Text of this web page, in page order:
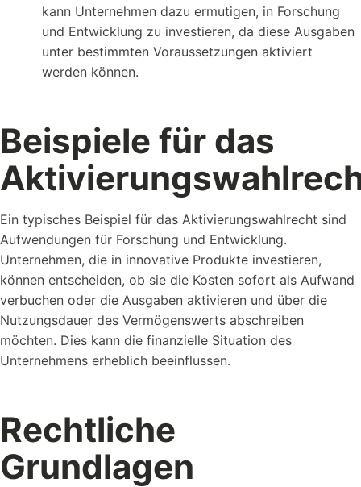
kann Unternehmen dazu ermutigen, in Forschung
und Entwicklung zu investieren, da diese Ausgaben
unter bestimmten Voraussetzungen aktiviert
werden können.
Beispiele für das
Ein typisches Beispiel für das Aktivierungswahlrecht sind
Aufwendungen für Forschung und Entwicklung.
Unternehmen, die in innovative Produkte investieren,
können entscheiden, ob sie die Kosten sofort als Aufwand
verbuchen oder die Ausgaben aktivieren und über die
Nutzungsdauer des Vermögenswerts abschreiben
möchten. Dies kann die finanzielle Situation des
Unternehmens erheblich beeinflussen.
Rechtliche
Grundlagen